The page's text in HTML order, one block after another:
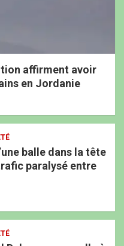
affirment avoir
en Jordanie
balle dans la tête
paralysé entre